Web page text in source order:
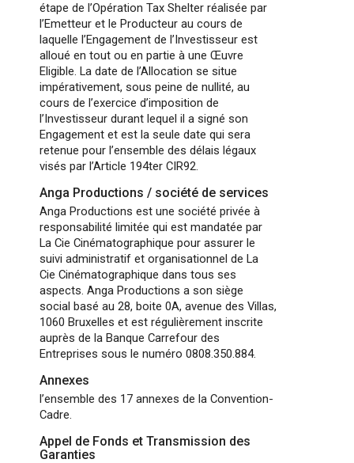
étape de l’Opération Tax Shelter réalisée par
l’Emetteur et le Producteur au cours de
laquelle l’Engagement de l’Investisseur est
alloué en tout ou en partie à une Œuvre
Eligible. La date de l’Allocation se situe
impérativement, sous peine de nullité, au
cours de l’exercice d’imposition de
l’Investisseur durant lequel il a signé son
Engagement et est la seule date qui sera
retenue pour l’ensemble des délais légaux
visés par l’Article 194ter CIR92.
Anga Productions / société de services
Anga Productions est une société privée à
responsabilité limitée qui est mandatée par
La Cie Cinématographique pour assurer le
suivi administratif et organisationnel de La
Cie Cinématographique dans tous ses
aspects. Anga Productions a son siège
social basé au 28, boite 0A, avenue des Villas,
1060 Bruxelles et est régulièrement inscrite
auprès de la Banque Carrefour des
Entreprises sous le numéro 0808.350.884.
Annexes
l’ensemble des 17 annexes de la Convention-
Cadre.
Appel de Fonds et Transmission des
Garanties